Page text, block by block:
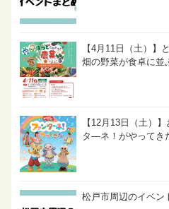
【4月11日（土）】
畑の野菜が食卓に並
【12月13日（土）
タ―ネ！がやってき
松戸市周辺のイベン